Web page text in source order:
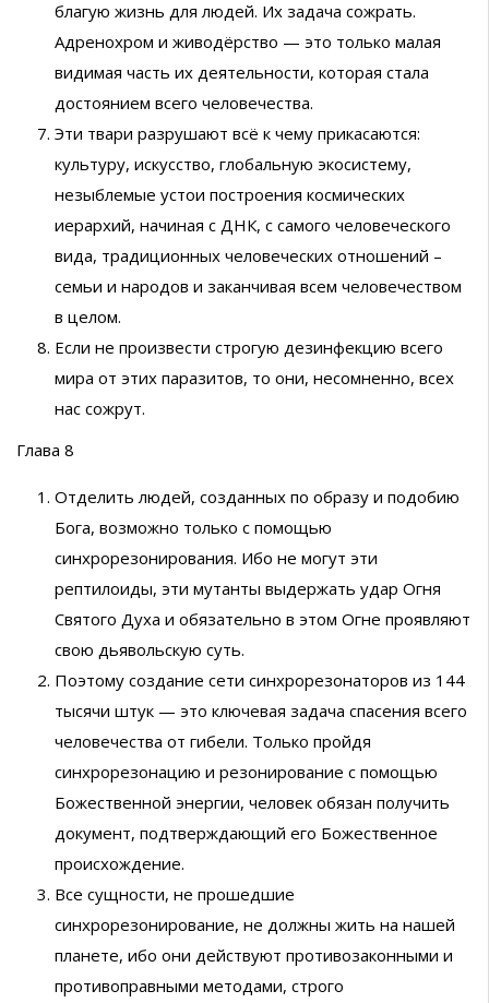
благую жизнь для людей. Их задача сожрать.
Адренохром и живодёрство — это только малая
видимая часть их деятельности, которая стала
достоянием всего человечества.
Эти твари разрушают всё к чему прикасаются:
культуру, искусство, глобальную экосистему,
незыблемые устои построения космических
иерархий, начиная с ДНК, с самого человеческого
вида, традиционных человеческих отношений –
семьи и народов и заканчивая всем человечеством
в целом.
Если не произвести строгую дезинфекцию всего
мира от этих паразитов, то они, несомненно, всех
нас сожрут.
Глава 8
Отделить людей, созданных по образу и подобию
Бога, возможно только с помощью
синхрорезонирования. Ибо не могут эти
рептилоиды, эти мутанты выдержать удар Огня
Святого Духа и обязательно в этом Огне проявляют
свою дьявольскую суть.
Поэтому создание сети синхрорезонаторов из 144
тысячи штук — это ключевая задача спасения всего
человечества от гибели. Только пройдя
синхрорезонацию и резонирование с помощью
Божественной энергии, человек обязан получить
документ, подтверждающий его Божественное
происхождение.
Все сущности, не прошедшие
синхрорезонирование, не должны жить на нашей
планете, ибо они действуют противозаконными и
противоправными методами, строго